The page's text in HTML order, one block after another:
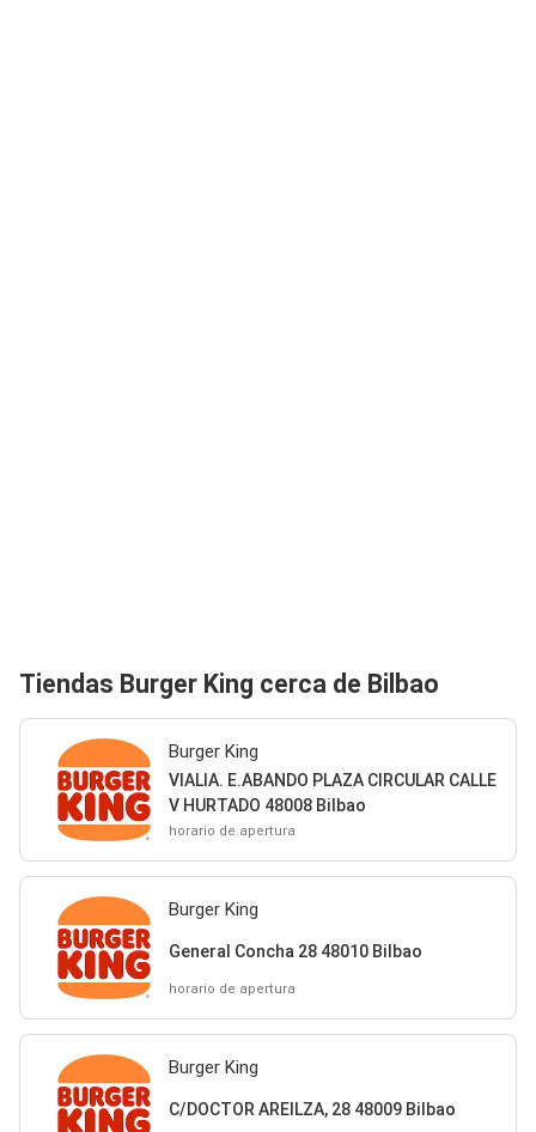
Tiendas Burger King cerca de Bilbao
Burger King
VIALIA. E.ABANDO PLAZA CIRCULAR CALLE
V HURTADO 48008 Bilbao
horario de apertura
Burger King
General Concha 28 48010 Bilbao
horario de apertura
Burger King
C/DOCTOR AREILZA, 28 48009 Bilbao